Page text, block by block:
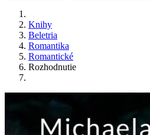
Knihy
Beletria
Romantika
Romantické
Rozhodnutie